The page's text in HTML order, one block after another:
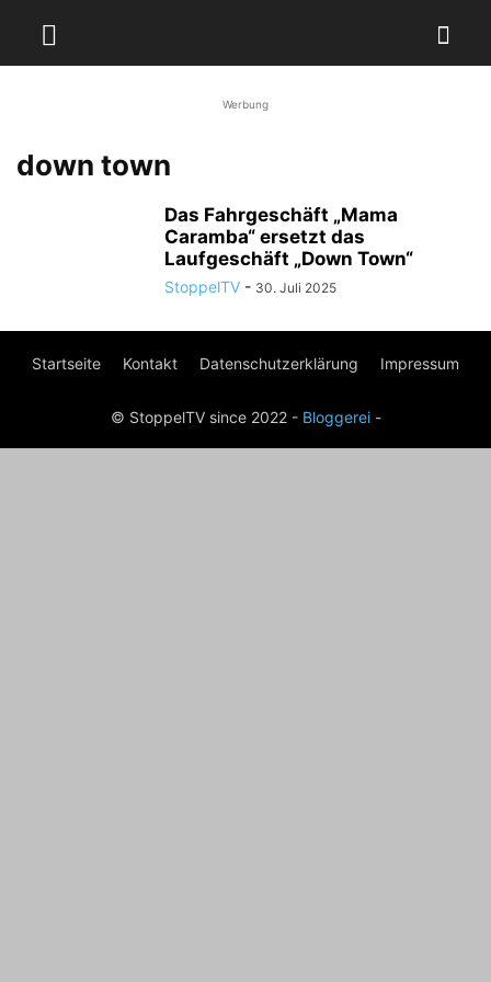
Werbung
down town
Das Fahrgeschäft „Mama
Caramba“ ersetzt das
Laufgeschäft „Down Town“
StoppelTV - 30. Juli 2025
Startseite Kontakt Datenschutzerklärung Impressum
© StoppelTV since 2022 - Bloggerei-